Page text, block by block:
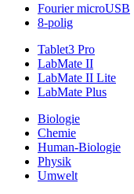
Fourier microUSB
8-polig
Tablet3 Pro
LabMate II
LabMate II Lite
LabMate Plus
Biologie
Chemie
Human-Biologie
Physik
Umwelt